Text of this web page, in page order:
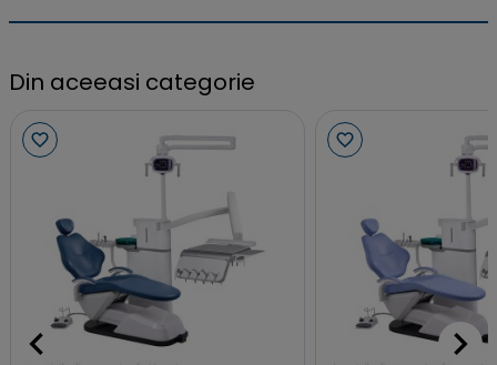
Din aceeasi categorie